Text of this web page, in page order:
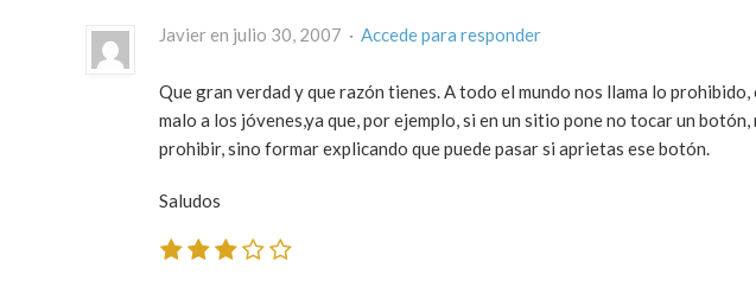
Javier en julio 30, 2007 · Accede para responder
Que gran verdad y que razón tienes. A todo el mundo nos llama lo
malo a los jóvenes,ya que, por ejemplo, si en un sitio pone no tocar un
prohibir, sino formar explicando que puede pasar si aprietas ese botón.
Saludos